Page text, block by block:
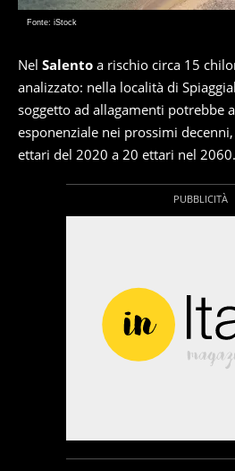
Fonte: iStock
Nel Salento a rischio circa 15
analizzato: nella località di
soggetto ad allagamenti potrebbe
esponenziale nei prossimi
ettari del 2020 a 20 ettari nel 2060.